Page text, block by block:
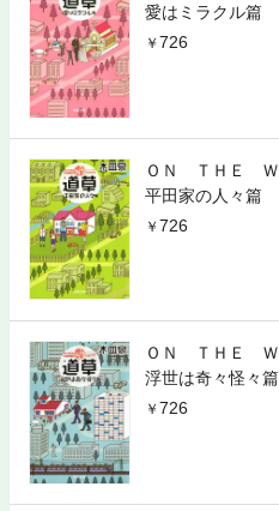
愛はミラクル篇
726
ＯＮ ＴＨＥ
平田家の人々篇
726
ＯＮ ＴＨＥ
浮世は奇々怪々篇
726